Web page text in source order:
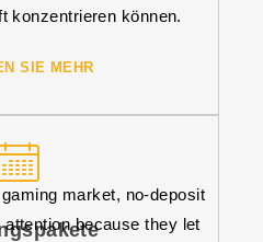
konzentrieren können.
SIE MEHR
market, no-deposit
because they let